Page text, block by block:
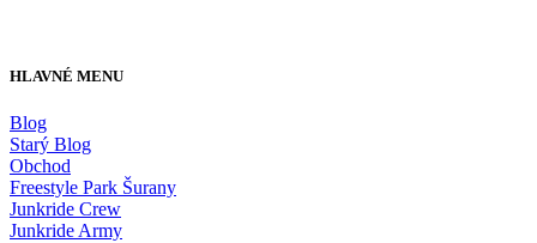
HLAVNÉ MENU
Blog
Starý Blog
Obchod
Freestyle Park Šurany
Junkride Crew
Junkride Army